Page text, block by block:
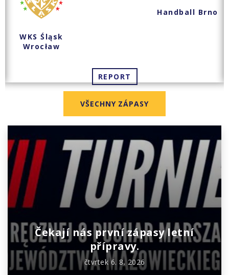
WKS Śląsk
Wrocław
Handball Brno
REPORT
VŠECHNY ZÁPASY
Čekají nás první zápasy letní
přípravy.
čtvrtek 6. 8. 2026